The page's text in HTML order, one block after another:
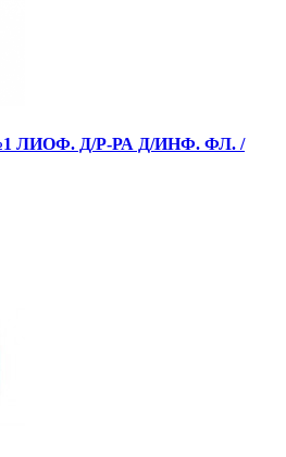
ЛИОФ. Д/Р-РА Д/ИНФ. ФЛ. /